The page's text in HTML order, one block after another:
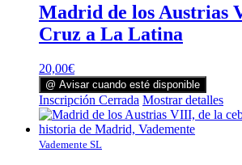
Madrid de los Austrias
Cruz a La Latina
20,00€
@ Avisar cuando esté disponible
Inscripción Cerrada Mostrar detalles
Vademente SL